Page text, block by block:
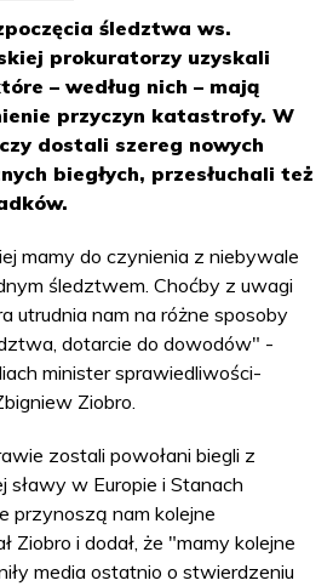
śledztwa ws.
prokuratorzy uzyskali
– według nich – mają
przyczyn katastrofy. W
dostali szereg nowych
biegłych, przesłuchali też
mamy do czynienia z niebywale
śledztwem. Choćby z uwagi
utrudnia nam na różne sposoby
dotarcie do dowodów" -
minister sprawiedliwości-
Ziobro.
zostali powołani biegli z
w Europie i Stanach
przynoszą nam kolejne
Ziobro i dodał, że "mamy kolejne
media ostatnio o stwierdzeniu